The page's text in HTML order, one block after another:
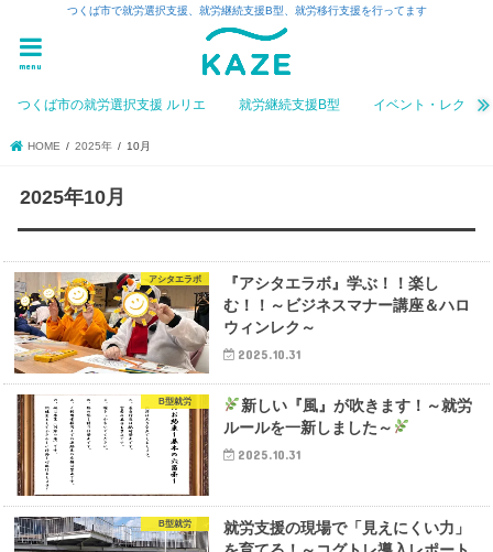
つくば市で就労選択支援、就労継続支援B型、就労移行支援を行ってます
menu
つくば市の就労選択支援 ルリエ 就労継続支援B型 イベント・レク
HOME 2025年 10月
2025年10月
アシタエラボ
『アシタエラボ』学ぶ！！楽し
む！！～ビジネスマナー講座＆ハロ
ウィンレク～
2025.10.31
B型就労
新しい『風』が吹きます！～就労
ルールを一新しました～
2025.10.31
B型就労
就労支援の現場で「見えにくい力」